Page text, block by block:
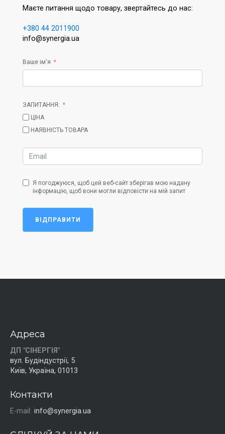
Маєте питання щодо товару, звертайтесь до нас:
+380 44 2011900
info@synergia.ua
Ваше ім'я
ЗАПИТАННЯ:
ЦІНА
НАЯВНІСТЬ ТОВАРА
Я погоджуюся, щоб цей веб-сайт зберігав мою надану
інформацію, щоб вони могли відповісти на мій запит
ВІДПРАВИТИ
Адреса
ДП "СІНЕРГІЯ"
вул. Будіндустрії, 5
Київ, Україна, 01013
Контакти
E-mail: info@synergia.ua